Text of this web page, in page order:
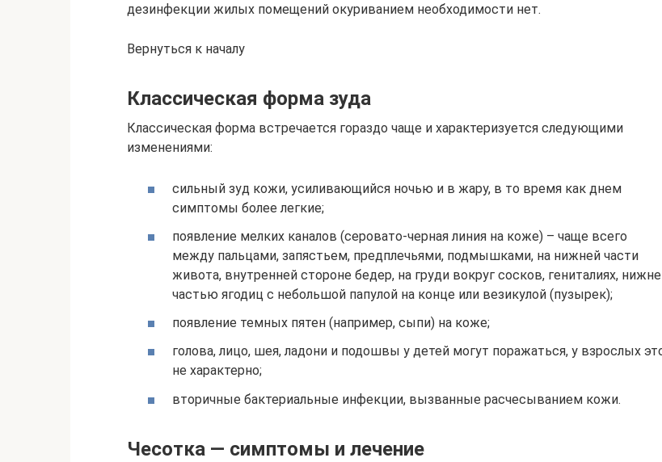
дезинфекции жилых помещений окуриванием необходимости нет.
Вернуться к началу
Классическая форма зуда
Классическая форма встречается гораздо чаще и характеризуется следующими
изменениями:
сильный зуд кожи, усиливающийся ночью и в жару, в то время как днем ​​
симптомы более легкие;
появление мелких каналов (серовато-черная линия на коже) – чаще всего
между пальцами, запястьем, предплечьями, подмышками, на нижней части
живота, внутренней стороне бедер, на груди вокруг сосков, гениталиях,
частью ягодиц с небольшой папулой на конце или везикулой (пузырек);
появление темных пятен (например, сыпи) на коже;
голова, лицо, шея, ладони и подошвы у детей могут поражаться, у взрослых
не характерно;
вторичные бактериальные инфекции, вызванные расчесыванием кожи.
Чесотка — симптомы и лечение